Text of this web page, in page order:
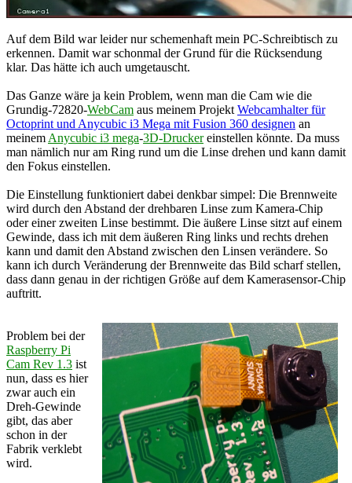
Auf dem Bild war leider nur schemenhaft mein PC-Schreibtisch zu
erkennen. Damit war schonmal der Grund für die Rücksendung
klar. Das hätte ich auch umgetauscht.
Das Ganze wäre ja kein Problem, wenn man die Cam wie die
Grundig-72820-WebCam aus meinem Projekt Webcamhalter für
Octoprint und Anycubic i3 Mega mit Fusion 360 designen an
meinem Anycubic i3 mega-3D-Druckereinstellen könnte. Da muss
man nämlich nur am Ring rund um die Linse drehen und kann damit
den Fokus einstellen.
Die Einstellung funktioniert dabei denkbar simpel: Die Brennweite
wird durch den Abstand der drehbaren Linse zum Kamera-Chip
oder einer zweiten Linse bestimmt. Die äußere Linse sitzt auf einem
Gewinde, dass ich mit dem äußeren Ring links und rechts drehen
kann und damit den Abstand zwischen den Linsen verändere. So
kann ich durch Veränderung der Brennweite das Bild scharf stellen,
dass dann genau in der richtigen Größe auf dem Kamerasensor-Chip
auftritt.
Problem bei der
Raspberry Pi
Cam Rev 1.3 ist
nun, dass es hier
zwar auch ein
Dreh-Gewinde
gibt, das aber
schon in der
Fabrik verklebt
wird.